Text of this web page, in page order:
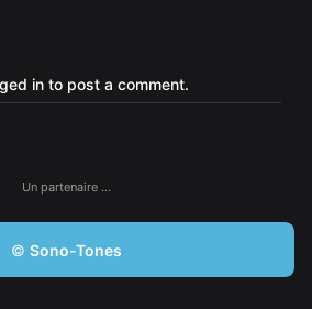
in to post a comment.
Un partenaire …
© Sono-Tones